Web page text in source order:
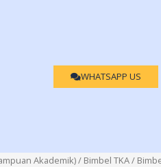
WHATSAPP US
Akademik)/ Bimbel TKA/